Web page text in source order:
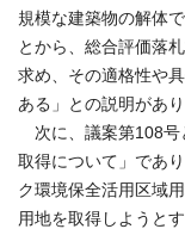
規模な建築物の解体
とから、総合評価落
求め、その適格性や
ある」との説明があり
次に、議案第108号
取得について」であ
ク環境保全活用区域
用地を取得しようと